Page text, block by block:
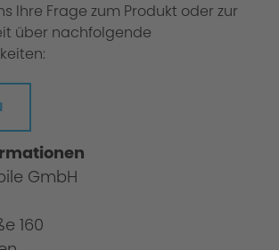
Ihre Frage zum Produkt oder zur
über nachfolgende
GmbH
160